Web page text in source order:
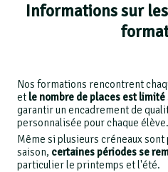
Informations sur
Nos formations rencontrent
et le nombre de places est
garantir un encadrement de
personnalisée pour chaque élève.
Même si plusieurs créneaux
saison, certaines périodes se
particulier le printemps et l'été.